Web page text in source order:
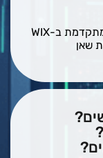
מקרה בוחן: עיצוב ופיתוח חנות איקומרס מתקדמת ב-WIX
שאן